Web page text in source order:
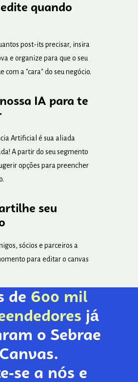
edite quando
post-its precisar, insira
e organize para que o seu
com a "cara" do seu negócio.
nossa IA para te
Artificial é sua aliada
A partir do seu segmento
opções para preencher
seu
sócios e parceiros a
para editar o canvas
de 600 mil
já
o Sebrae
Canvas.
se a nós e